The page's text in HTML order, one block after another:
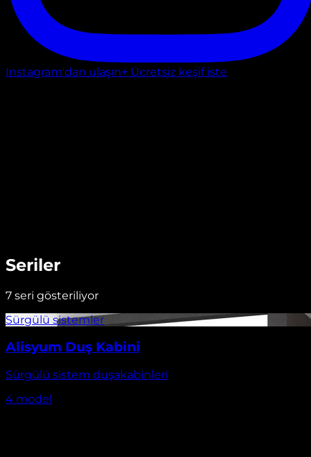
Instagram'dan ulaşın+ Ücretsiz keşif iste
Seriler
7 seri gösteriliyor
Alisyum Duş Kabini
Sürgülü sistem duşakabinleri
4 model